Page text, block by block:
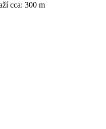
cca: 300 m